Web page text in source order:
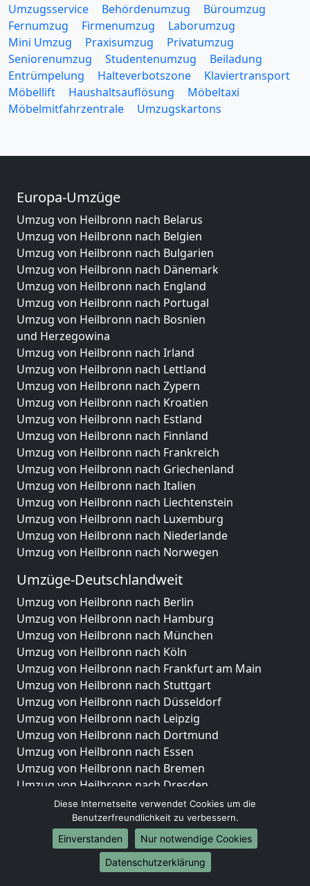
Umzugsservice Behördenumzug
Büroumzug
Fernumzug
Firmenumzug
Laborumzug
Mini Umzug
Praxisumzug
Privatumzug
Seniorenumzug
Studentenumzug
Beiladung
Entrümpelung
Halteverbotszone
Klaviertransport
Möbellift
Haushaltsauflösung
Möbeltaxi
Möbelmitfahrzentrale
Umzugskartons
Europa-Umzüge
Umzug von Heilbronn nach Belarus
Umzug von Heilbronn nach Belgien
Umzug von Heilbronn nach Bulgarien
Umzug von Heilbronn nach Dänemark
Umzug von Heilbronn nach England
Umzug von Heilbronn nach Portugal
Umzug von Heilbronn nach Bosnien
und Herzegowina
Umzug von Heilbronn nach Irland
Umzug von Heilbronn nach Lettland
Umzug von Heilbronn nach Zypern
Umzug von Heilbronn nach Kroatien
Umzug von Heilbronn nach Estland
Umzug von Heilbronn nach Finnland
Umzug von Heilbronn nach Frankreich
Umzug von Heilbronn nach Griechenland
Umzug von Heilbronn nach Italien
Umzug von Heilbronn nach Liechtenstein
Umzug von Heilbronn nach Luxemburg
Umzug von Heilbronn nach Niederlande
Umzug von Heilbronn nach Norwegen
Umzüge-Deutschlandweit
Umzug von Heilbronn nach Berlin
Umzug von Heilbronn nach Hamburg
Umzug von Heilbronn nach München
Umzug von Heilbronn nach Köln
Umzug von Heilbronn nach Frankfurt am Main
Umzug von Heilbronn nach Stuttgart
Umzug von Heilbronn nach Düsseldorf
Umzug von Heilbronn nach Leipzig
Umzug von Heilbronn nach Dortmund
Umzug von Heilbronn nach Essen
Umzug von Heilbronn nach Bremen
Umzug von Heilbronn nach Dresden
Umzug von Heilbronn nach Hannover
Umzug von Heilbronn nach Nürnberg
Umzug von Heilbronn nach Duisburg
Umzug von Heilbronn nach Bochum
Umzug von Heilbronn nach Wuppertal
Diese Internetseite verwendet Cookies um die
Benutzerfreundlichkeit zu verbessern.
Einverstanden
Nur notwendige Cookies
Datenschutzerklärung